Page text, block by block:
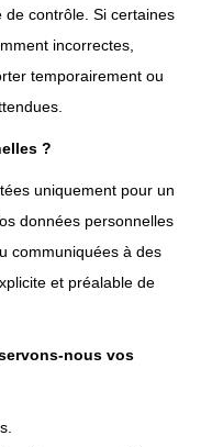
contrôle. Si certaines
incorrectes,
temporairement ou
?
uniquement pour un
données personnelles
communiquées à des
et préalable de
nous vos